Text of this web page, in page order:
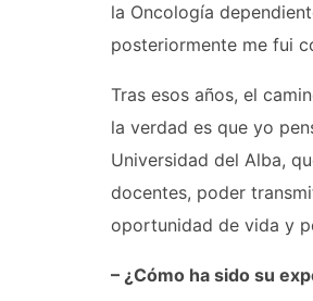
la Oncología
posteriormente me fui
Tras esos años, el
la verdad es que yo
Universidad del Alba,
docentes, poder
oportunidad de vida y
– ¿Cómo ha sido su